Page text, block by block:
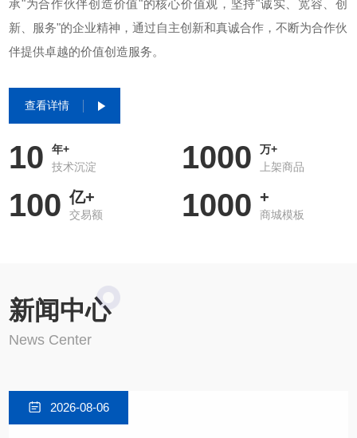
承"为合作伙伴创造价值"的核心价值观，坚持"诚实、宽容、创
新、服务"的企业精神，通过自主创新和真诚合作，不断为合作伙
伴提供卓越的价值创造服务。
查看详情
10
年+
技术沉淀
1000
万+
上架商品
100 亿+
交易额 1000 +
商城模板
新闻中心
News Center
2026-08-06